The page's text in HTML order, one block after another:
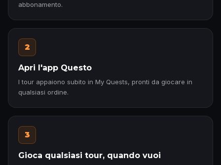
abbonamento.
2
Apri l'app Questo
I tour appaiono subito in My Quests, pronti da giocare in
qualsiasi ordine.
3
Gioca qualsiasi tour, quando vuoi